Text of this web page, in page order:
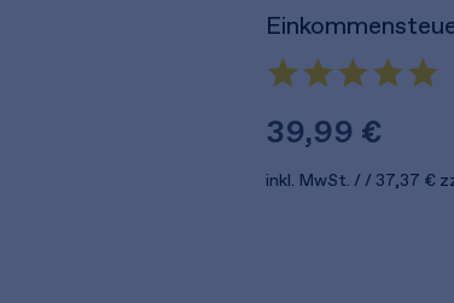
39,99 €
inkl. MwSt. 37,37 €